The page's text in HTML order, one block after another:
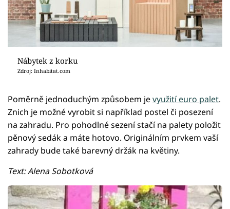
Nábytek z korku
Zdroj: Inhabitat.com
Poměrně jednoduchým způsobem jevyužití euro palet.
Znich je možné vyrobit si například postel či posezení
na zahradu. Pro pohodlné sezení stačí na palety položit
pěnový sedák a máte hotovo. Originálním prvkem vaší
zahrady bude také barevný držák na květiny.
Text: Alena Sobotková